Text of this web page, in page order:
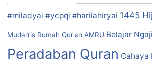
#miladyai #ycpqi #harilahiryai 1445
Mudarris Rumah Qur'an AMRU Belajar Ngaji
Peradaban Quran Cahaya